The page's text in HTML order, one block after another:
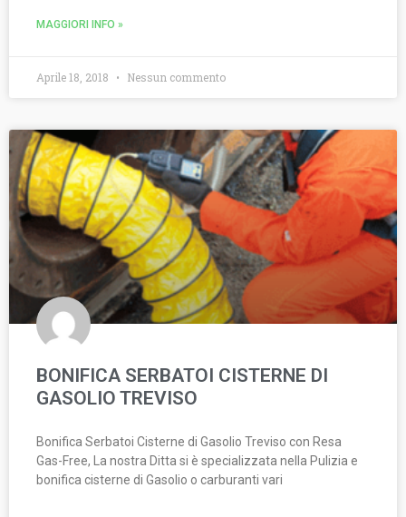
MAGGIORI INFO »
Aprile 18, 2018 Nessun commento
BONIFICA SERBATOI CISTERNE DI
GASOLIO TREVISO
Bonifica Serbatoi Cisterne di Gasolio Treviso con Resa
Gas-Free, La nostra Ditta si è specializzata nella Pulizia e
bonifica cisterne di Gasolio o carburanti vari